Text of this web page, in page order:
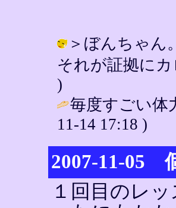
＞ぼんちゃん
それが証拠に
)
毎度すごい体
11-14 17:18 )
2007-11-05
１回目のレ